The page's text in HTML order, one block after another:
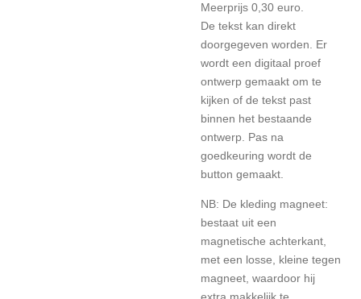
Meerprijs 0,30 euro.
De tekst kan direkt
doorgegeven worden. Er
wordt een digitaal proef
ontwerp gemaakt om te
kijken of de tekst past
binnen het bestaande
ontwerp. Pas na
goedkeuring wordt de
button gemaakt.
NB: De kleding magneet:
bestaat uit een
magnetische achterkant,
met een losse, kleine tegen
magneet, waardoor hij